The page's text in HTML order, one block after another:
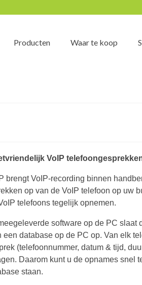
Producten Waar te koop
VoIP
brengt VoIP-recording binnen
op van de VoIP telefoon op uw
telefoons tegelijk opnemen.
software op de PC slaat
database op de PC op. Van elk
(telefoonnummer, datum & tijd,
Daarom kunt u de opnames snel
staan.